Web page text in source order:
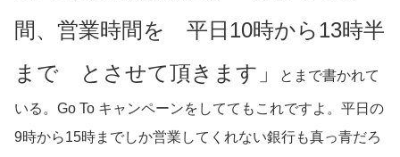
間、営業時間を 平日10時から13時半
まで とさせて頂きます」
とまで書かれて
いる。Go To キャンペーンをしててもこれですよ。平日の
9時から15時までしか営業してくれない銀行も真っ青だろ